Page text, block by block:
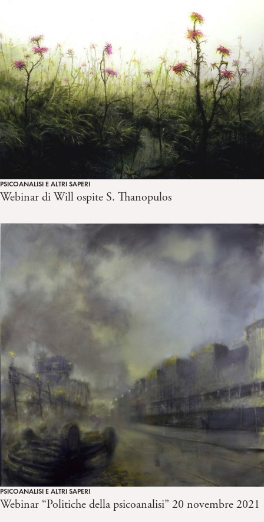
PSICOANALISI E ALTRI SAPERI
Webinar di Will ospite S. Thanopulos
PSICOANALISI E ALTRI SAPERI
Webinar “Politiche della psicoanalisi” 20 novembre 2021